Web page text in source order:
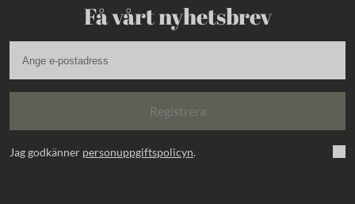
Få vårt nyhetsbrev
Registrera
Jag godkänner personuppgiftspolicyn.